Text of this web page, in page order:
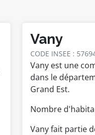
Vany
CODE INSEE :
Vany est une
dans le
Grand Est.
Nombre
Vany fait partie